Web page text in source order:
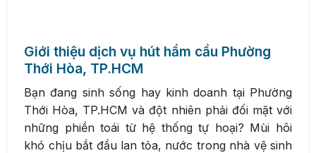
Giới thiệu dịch vụ hút hầm cầu Phường
Thới Hòa, TP.HCM
Bạn đang sinh sống hay kinh doanh tại Phường
Thới Hòa, TP.HCM và đột nhiên phải đối mặt với
những phiền toái từ hệ thống tự hoại? Mùi hôi
khó chịu bắt đầu lan tỏa, nước trong nhà vệ sinh